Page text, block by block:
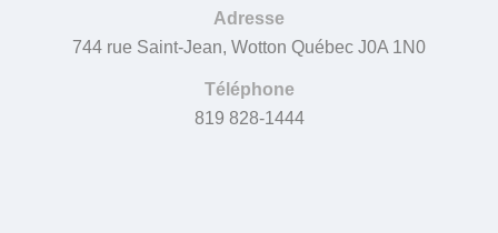
Adresse
744 rue Saint-Jean, Wotton Québec J0A 1N0
Téléphone
819 828-1444